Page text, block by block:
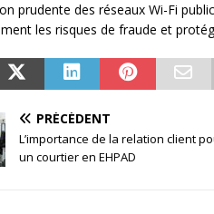
prudente des réseaux Wi-Fi
les risques de fraude et
PRÉCÉDENT
L’importance de la relation client
un courtier en EHPAD